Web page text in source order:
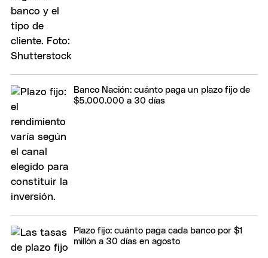
Banco Nación: cuánto paga un plazo fijo de
$5.000.000 a 30 días
Plazo fijo: cuánto paga cada banco por $1
millón a 30 días en agosto